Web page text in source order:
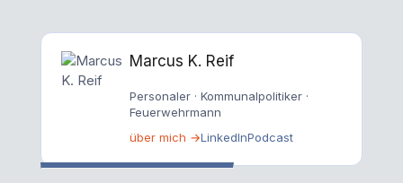
Marcus K. Reif
Personaler · Kommunalpolitiker ·
Feuerwehrmann
über mich →LinkedInPodcast